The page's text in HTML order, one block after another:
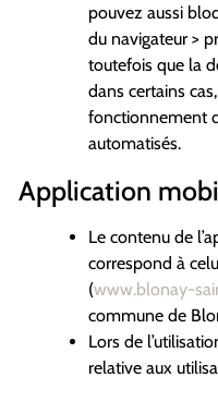
pouvez aussi
du navigateur >
toutefois que la
dans certains
fonctionnement
automatisés.
Application
Le contenu de
correspond à
(www.blonay-
commune de
Lors de
relative aux